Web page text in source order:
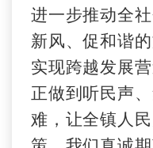
进一步推动全
新风、促和谐
实现跨越发展
正做到听民声
难，让全镇人